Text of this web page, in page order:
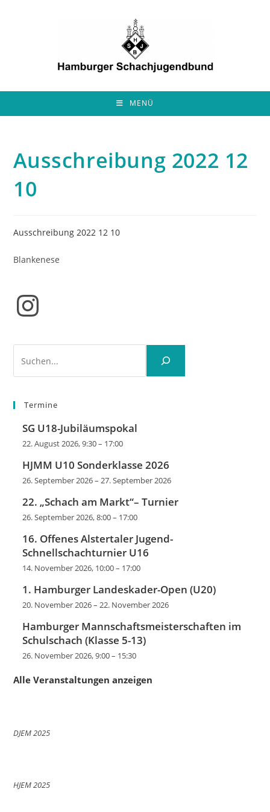
MENÜ
Ausschreibung 2022 12
10
Ausschreibung 2022 12 10
Blankenese
Instagram
Termine
SG U18-Jubiläumspokal
22. August 2026, 9:30– 17:00
HJMM U10 Sonderklasse 2026
26. September 2026–27. September 2026
22. „Schach am Markt“– Turnier
26. September 2026, 8:00– 17:00
16. Offenes Alstertaler Jugend-
Schnellschachturnier U16
14. November 2026, 10:00– 17:00
1. Hamburger Landeskader-Open (U20)
20. November 2026–22. November 2026
Hamburger Mannschaftsmeisterschaften im
Schulschach (Klasse 5-13)
26. November 2026, 9:00– 15:30
Alle Veranstaltungen anzeigen
DJEM 2025
HJEM 2025